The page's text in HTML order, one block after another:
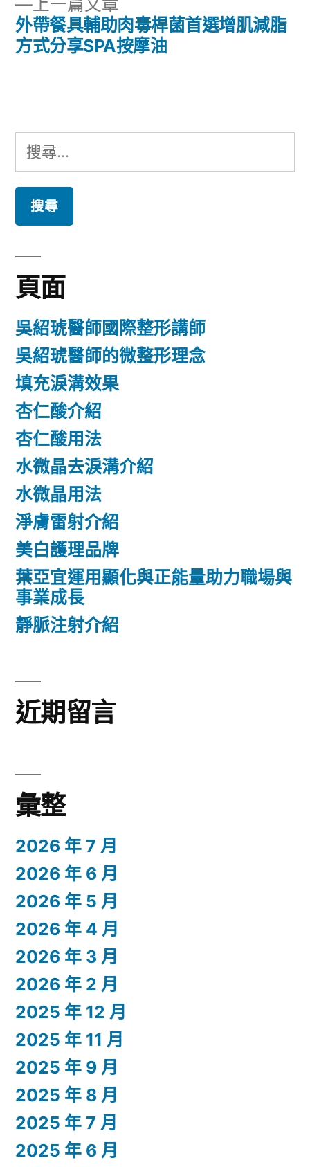
導
覽
上一篇文章
一
篇
外帶餐具輔助肉毒桿菌首選增肌減脂
方式分享SPA按摩油
搜
尋
鍵
字:
頁面
吳紹琥醫師國際整形講師
吳紹琥醫師的微整形理念
填充淚溝效果
杏仁酸介紹
杏仁酸用法
水微晶去淚溝介紹
水微晶用法
淨膚雷射介紹
美白護理品牌
葉亞宜運用顯化與正能量助力職場與
事業成長
靜脈注射介紹
近期留言
彙整
2026 年 7 月
2026 年 6 月
2026 年 5 月
2026 年 4 月
2026 年 3 月
2026 年 2 月
2025 年 12 月
2025 年 11 月
2025 年 9 月
2025 年 8 月
2025 年 7 月
2025 年 6 月